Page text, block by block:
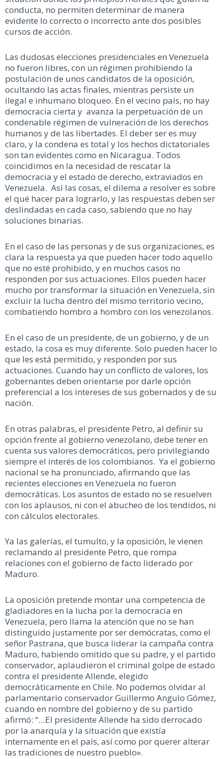
conducta, no permiten determinar de manera
evidente lo correcto o incorrecto ante dos posibles
cursos de acción.
Las dudosas elecciones presidenciales en Venezuela
no fueron libres, con un régimen prohibiendo la
postulación de unos candidatos de la oposición,
ocultando las actas finales, mientras persiste un
ilegal e inhumano bloqueo. En el vecino país, no hay
democracia cierta y avanza la perpetuación de un
condenable régimen de vulneración de los derechos
humanos y de las libertades. El deber ser es muy
claro, y la condena es total y los hechos dictatoriales
son tan evidentes como en Nicaragua. Todos
coincidimos en la necesidad de rescatar la
democracia y el estado de derecho, extraviados en
Venezuela. Así las cosas, el dilema a resolver es sobre
el qué hacer para lograrlo, y las respuestas deben ser
deslindadas en cada caso, sabiendo que no hay
soluciones binarias.
En el caso de las personas y de sus organizaciones, es
clara la respuesta ya que pueden hacer todo aquello
que no esté prohibido, y en muchos casos no
responden por sus actuaciones. Ellos pueden hacer
mucho por transformar la situación en Venezuela, sin
excluir la lucha dentro del mismo territorio vecino,
combatiendo hombro a hombro con los venezolanos.
En el caso de un presidente, de un gobierno, y de un
estado, la cosa es muy diferente. Solo pueden hacer lo
que les está permitido, y responden por sus
actuaciones. Cuando hay un conflicto de valores, los
gobernantes deben orientarse por darle opción
preferencial a los intereses de sus gobernados y de su
nación.
En otras palabras, el presidente Petro, al definir su
opción frente al gobierno venezolano, debe tener en
cuenta sus valores democráticos, pero privilegiando
siempre el interés de los colombianos. Ya el gobierno
nacional se ha pronunciado, afirmando que las
recientes elecciones en Venezuela no fueron
democráticas. Los asuntos de estado no se resuelven
con los aplausos, ni con el abucheo de los tendidos, ni
con cálculos electorales.
Ya las galerías, el tumulto, y la oposición, le vienen
reclamando al presidente Petro, que rompa
relaciones con el gobierno de facto liderado por
Maduro.
La oposición pretende montar una competencia de
gladiadores en la lucha por la democracia en
Venezuela, pero llama la atención que no se han
distinguido justamente por ser demócratas, como el
señor Pastrana, que busca liderar la campaña contra
Maduro, habiendo omitido que su padre, y el partido
conservador, aplaudieron el criminal golpe de estado
contra el presidente Allende, elegido
democráticamente en Chile. No podemos olvidar al
parlamentario conservador Guillermo Angulo Gómez,
cuando en nombre del gobierno y de su partido
afirmó: “…El presidente Allende ha sido derrocado
por la anarquía y la situación que existía
internamente en el país, así como por querer alterar
las tradiciones de nuestro pueblo».